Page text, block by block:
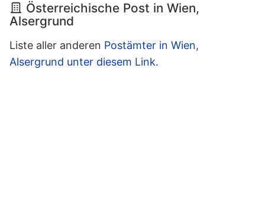
Österreichische Post in Wien,
Alsergrund
Liste aller anderen Postämter in Wien,
Alsergrund unter diesem Link.